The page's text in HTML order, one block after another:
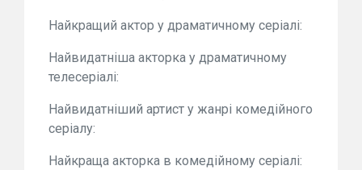
Найкращий актор у драматичному серіалі:
Найвидатніша акторка у драматичному
телесеріалі:
Найвидатніший артист у жанрі комедійного
серіалу:
Найкраща акторка в комедійному серіалі: